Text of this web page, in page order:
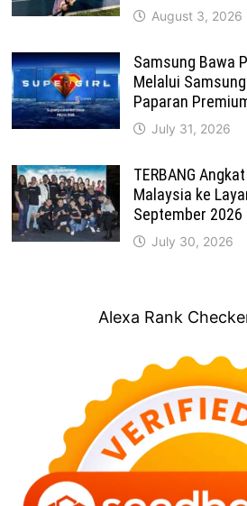
August 3, 2026
Samsung Bawa
Melalui
Paparan
July 31, 2026
TERBANG
Malaysia ke
September 2026
July 30, 2026
Alexa Rank